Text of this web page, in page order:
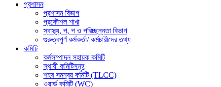
প্রশাসন
প্রশাসন বিভাগ
প্রকৌশল শাখা
স্বাস্থ্য, প, প ও পরিচ্ছন্নতা ‍বিভাগ
গুরুত্বপূর্ণ কর্মকর্তা/ কর্মচারীদের তথ্য
কমিটি
কর্মসম্পাদন সহায়ক কমিটি
স্থায়ী কমিটিসমূহ
শহর সমন্বয় কমিটি (TLCC)
ওয়ার্ড কমিটি (WC)